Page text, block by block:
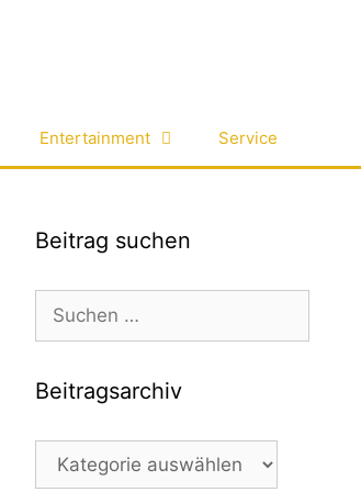
Entertainment Service
Beitrag suchen
Suchen
nach:
Beitragsarchiv
Beitragsarchiv